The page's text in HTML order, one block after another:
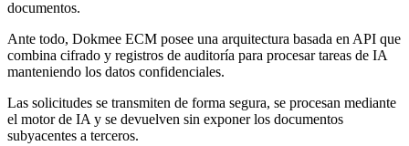
documentos.
Ante todo, Dokmee ECM posee una arquitectura basada en API que
combina cifrado y registros de auditoría para procesar tareas de IA
manteniendo los datos confidenciales.
Las solicitudes se transmiten de forma segura, se procesan mediante
el motor de IA y se devuelven sin exponer los documentos
subyacentes a terceros.